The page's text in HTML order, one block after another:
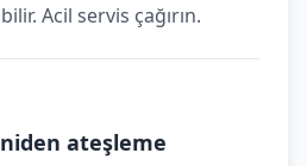
Acil servis çağırın.
ateşleme